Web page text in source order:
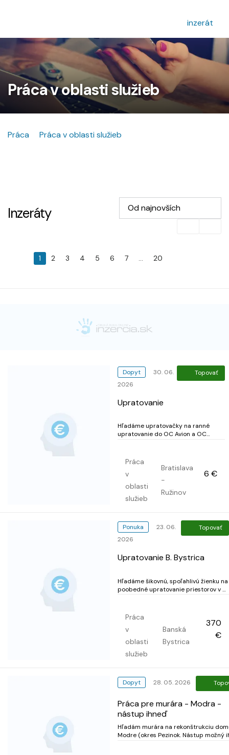
inzerát
Práca v oblasti služieb
Práca Práca v oblasti služieb
Inzeráty Od najnovších
1 2 3 4 5 6 7 20
Dopyt
30. 06.
2026
Topovať
Upratovanie
Hľadáme upratovačky na ranné
upratovanie do OC Avion a OC
deň.Práca
v
oblasti
služieb
Bratislava
-
Ružinov
6 €
Ponuka
23. 06.
2026
Topovať
Upratovanie B. Bystrica
Hľadáme šikovnú, spoľahlivú žienku na
poobedné upratovanie priestorov v B.
Práca
v
oblasti
služieb
Banská
Bystrica
370
€
Dopyt 28. 05. 2026
Práca pre murára - Modra -
nástup ihneď
Hľadám murára na rekonštrukciu
Modre (okres Pezinok. Nástup možný